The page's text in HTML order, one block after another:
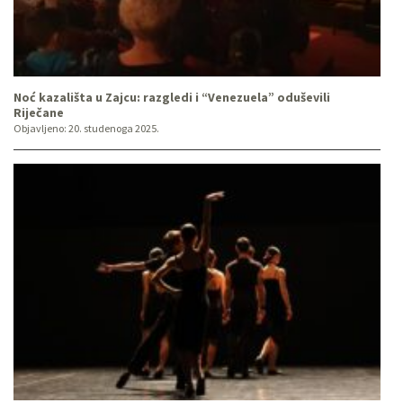
Noć kazališta u Zajcu: razgledi i “Venezuela” oduševili
Riječane
Objavljeno: 20. studenoga 2025.